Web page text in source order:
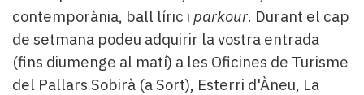
contemporània, ball líric i parkour. Durant el cap
de setmana podeu adquirir la vostra entrada
(fins diumenge al matí) a les Oficines de Turisme
del Pallars Sobirà (a Sort), Esterri d'Àneu, La